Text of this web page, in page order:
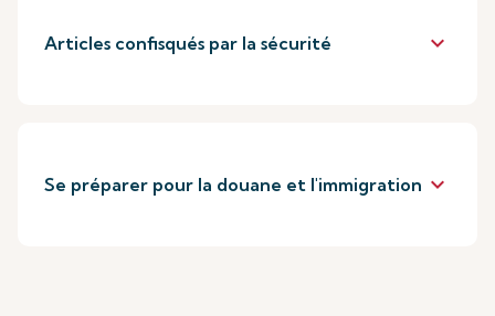
Articles confisqués par la sécurité keyboard_arrow_down
Se préparer pour la douane et l'immigration keyboard_arrow_down